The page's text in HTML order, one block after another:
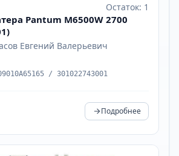
Остаток: 1
Pantum M6500W 2700
Евгений Валерьевич
/ 301022743001
Подробнее